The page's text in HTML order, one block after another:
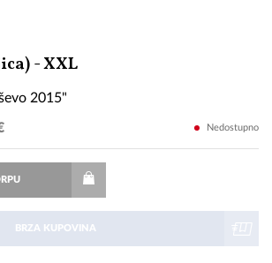
- XXL"Dino
2015"
2015"
Nedostupno
U KORPU
BRZA KUPOVINA